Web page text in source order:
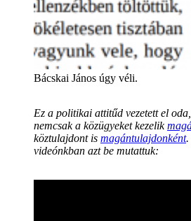
Bácskai János úgy véli.
Ez a politikai attitűd vezetett el
nemcsak a közügyeket kezelik
köztulajdont is magántulajdonként.
videónkban azt be mutattuk: